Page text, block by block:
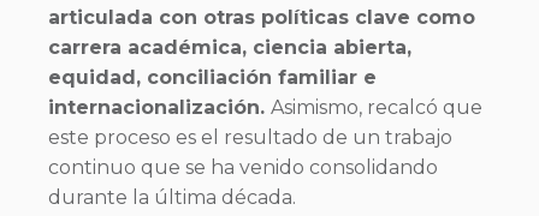
articulada con otras políticas clave como
carrera académica, ciencia abierta,
equidad, conciliación familiar e
internacionalización. Asimismo, recalcó que
este proceso es el resultado de un trabajo
continuo que se ha venido consolidando
durante la última década.